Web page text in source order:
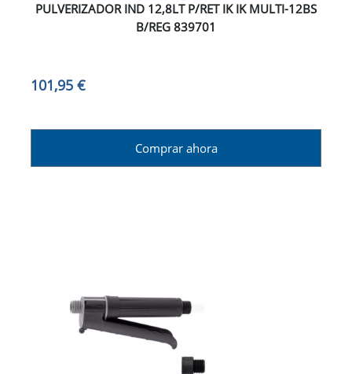
PULVERIZADOR IND 12,8LT P/RET IK IK MULTI-12BS
B/REG 839701
101,95 €
Comprar ahora